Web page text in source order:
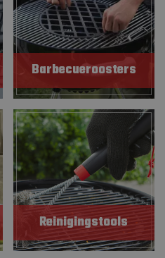
Barbecueroosters
Reinigingstools